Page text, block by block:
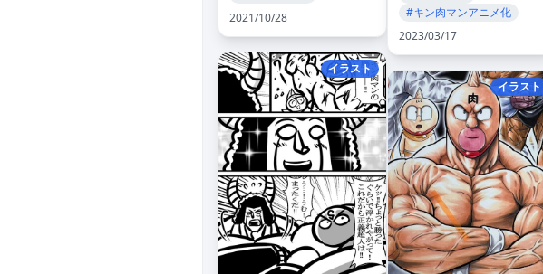
2021/10/28
イラスト
#キン肉マンアニメ化
2023/03/17
イラスト